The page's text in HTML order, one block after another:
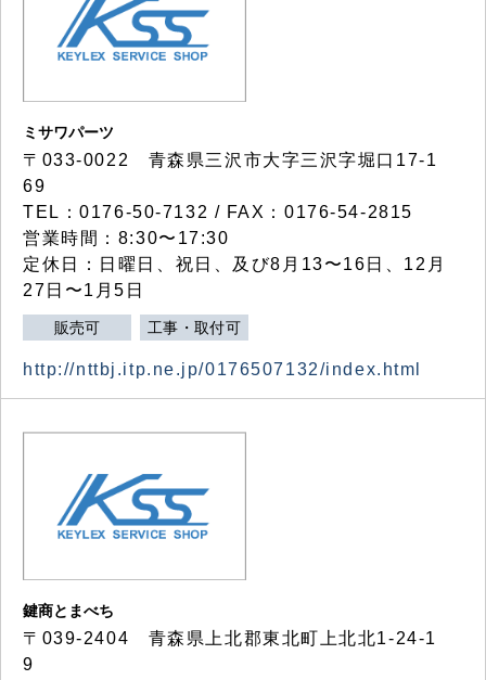
ミサワパーツ
〒033-0022 青森県三沢市大字三沢字堀口17-1
69
TEL：0176-50-7132 / FAX：0176-54-2815
営業時間：8:30〜17:30
定休日：日曜日、祝日、及び8月13〜16日、12月
27日〜1月5日
販売可 工事・取付可
http://nttbj.itp.ne.jp/0176507132/index.html
鍵商とまべち
〒039-2404 青森県上北郡東北町上北北1-24-1
9